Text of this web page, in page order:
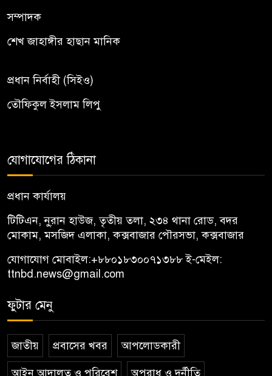
সম্পাদক
শেখ জাহাঙ্গীর হাছান মানিক
প্রধান নির্বাহী (সিইও)
তৌফিকুল ইসলাম লিপু
যোগাযোগের ঠিকানা
প্রধান কার্যালয়
টিটিএন, নু্রান হাউজ, তৃতীয় তলা, ২৩৪ থানা রোড, বদর
মোকাম, মসজিদ এলাকা, কক্সবাজার পৌরসভা, কক্সবাজার
যোগাযোগ মোবাইল:+৮৮০১৮৩০০৭১৩৮৮ই-মেইল:
ttnbd.news@gmail.com
ফুটার মেনু
জাতীয় প্রবাসের খবর আপলোডকারী
আইন আদালত ও পরিবেশ অপরাধ ও দুর্নীতি